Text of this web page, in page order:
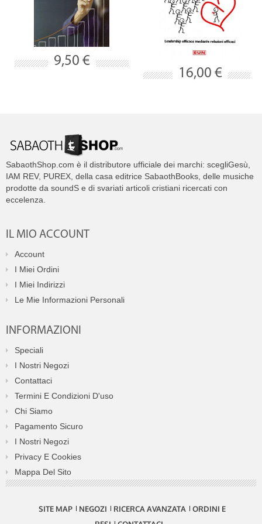
9,50 €
16,00 €
SabaothShop.com è il distributore ufficiale dei marchi: scegliGesù,
IAM REV, PUREX, della casa editrice SabaothBooks, delle musiche
prodotte da soundS e di svariati articoli cristiani ricercati con
eccelenza.
IL MIO ACCOUNT
Account
I Miei Ordini
I Miei Indirizzi
Le Mie Informazioni Personali
INFORMAZIONI
Speciali
I Nostri Negozi
Contattaci
Termini E Condizioni D'uso
Chi Siamo
Pagamento Sicuro
I Nostri Negozi
Privacy E Cookies
Mappa Del Sito
SITE MAP NEGOZI RICERCA AVANZATA
ORDINI E